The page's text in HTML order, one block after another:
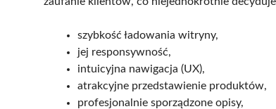
szybkość ładowania witryny,
jej responsywność,
intuicyjna nawigacja (UX),
atrakcyjne przedstawienie produktów,
profesjonalnie sporządzone opisy,